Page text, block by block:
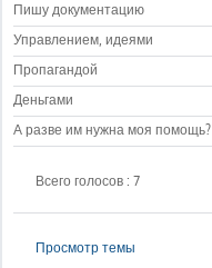
Пишу документацию
Управлением, идеями
Пропагандой
Деньгами
А разве им нужна моя помощь?
Всего голосов : 7
Просмотр темы